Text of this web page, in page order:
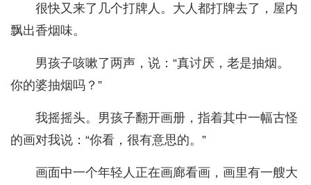
很快又来了几个打牌人。大人都打牌去了，屋内
飘出香烟味。
男孩子咳嗽了两声，说：“真讨厌，老是抽烟。
你的婆抽烟吗？”
我摇摇头。男孩子翻开画册，指着其中一幅古怪
的画对我说：“你看，很有意思的。”
画面中一个年轻人正在画廊看画，画里有一艘大